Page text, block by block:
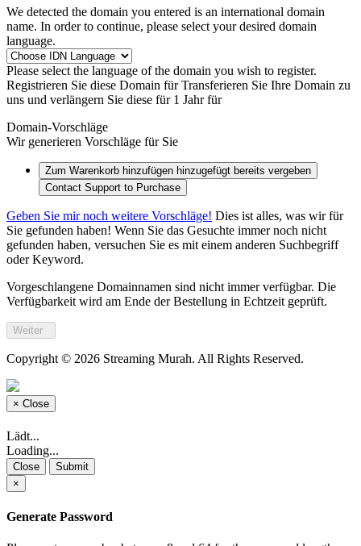
We detected the domain you entered is an international domain
name. In order to continue, please select your desired domain
language.
Please select the language of the domain you wish to register.
Registrieren Sie diese Domain für Transferieren Sie Ihre Domain zu
uns und verlängern Sie diese für 1 Jahr für
Domain-Vorschläge
Wir generieren Vorschläge für Sie
Zum Warenkorb hinzufügen hinzugefügt bereits vergeben
Contact Support to Purchase
Geben Sie mir noch weitere Vorschläge! Dies ist alles, was wir für
Sie gefunden haben! Wenn Sie das Gesuchte immer noch nicht
gefunden haben, versuchen Sie es mit einem anderen Suchbegriff
oder Keyword.
Vorgeschlangene Domainnamen sind nicht immer verfügbar. Die
Verfügbarkeit wird am Ende der Bestellung in Echtzeit geprüft.
Copyright © 2026 Streaming Murah. All Rights Reserved.
× Close
Lädt...
Loading...
Close
Submit
×
Generate Password